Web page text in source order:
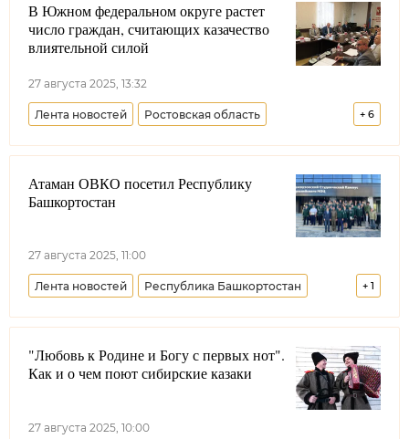
В Южном федеральном округе растет
число граждан, считающих казачество
влиятельной силой
27 августа 2025, 13:32
+ 6
Лента новостей Ростовская область
Совет при Президенте РФ по делам казачества
Всероссийское казачье общество
Всевеликое войско Донское
Кубанское казачье войско РПЦ
Атаман ОВКО посетил Республику
Башкортостан
27 августа 2025, 11:00
+ 1
Лента новостей Республика Башкортостан
Оренбургское войсковое казачье общество
"Любовь к Родине и Богу с первых нот".
Как и о чем поют сибирские казаки
27 августа 2025, 10:00